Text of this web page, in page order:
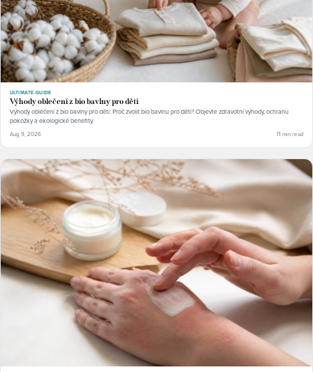
ULTIMATE-GUIDE
Výhody oblečení z bio bavlny pro děti
Výhody oblečení z bio bavlny pro děti: Proč zvolit bio bavlnu pro děti? Objevte zdravotní výhody, ochranu
pokožky a ekologické benefity.
Aug 9, 2026 11 min read